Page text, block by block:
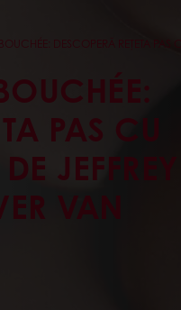
DESCOPERĂ REȚETA PAS
PAS CU
JEFFREY
VAN